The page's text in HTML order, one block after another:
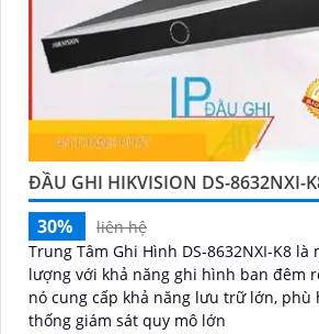
ĐẦU GHI HIKVISION DS-8632NXI-
30%
liên hệ
Trung Tâm Ghi Hình DS-8632NXI-K8
lượng với khả năng ghi hình ban đêm rõ nét. Với 8
nó cung cấp khả năng lưu trữ lớn, phù
thống giám sát quy mô lớn